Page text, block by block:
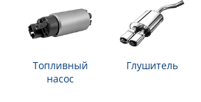
Топливный
насос
Глушитель